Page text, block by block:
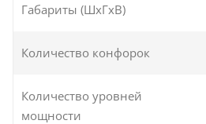
Габариты (ШxГxВ)
Количество конфорок
Количество уровней
мощности